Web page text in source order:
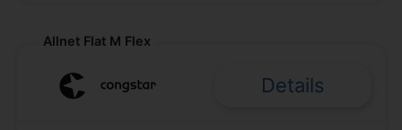
Allnet Flat M Flex
Details